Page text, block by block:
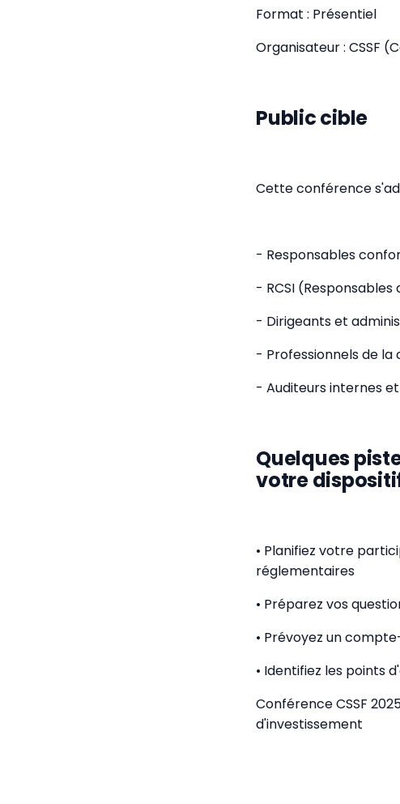
Format : Présentiel
Organisateur : CSSF
Public cible
Cette conférence
- Responsables
- RCSI
- Dirigeants et
- Professionnels de
- Auditeurs internes
Quelques
votre
• Planifiez votre
réglementaires
• Préparez vos
• Prévoyez un
• Identifiez les points
Conférence CSSF
d'investissement